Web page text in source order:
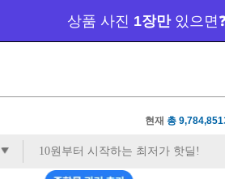
오너클랜 쇼핑몰 대표 연
현재 총 9,784,851